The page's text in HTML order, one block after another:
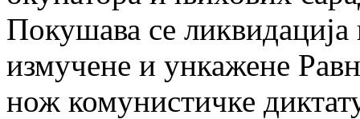
Покушава се
измучене и ункажене
нож комунистичке